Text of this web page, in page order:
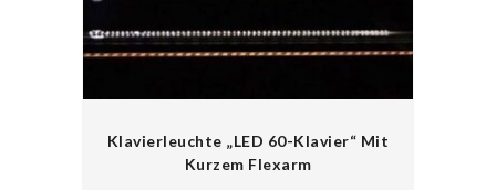
Klavierleuchte „LED 60-Klavier“ Mit
Kurzem Flexarm